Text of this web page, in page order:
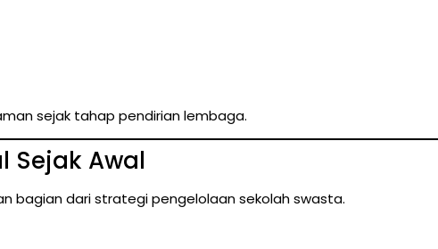
sejak tahap pendirian lembaga.
Sejak Awal
bagian dari strategi pengelolaan sekolah swasta.